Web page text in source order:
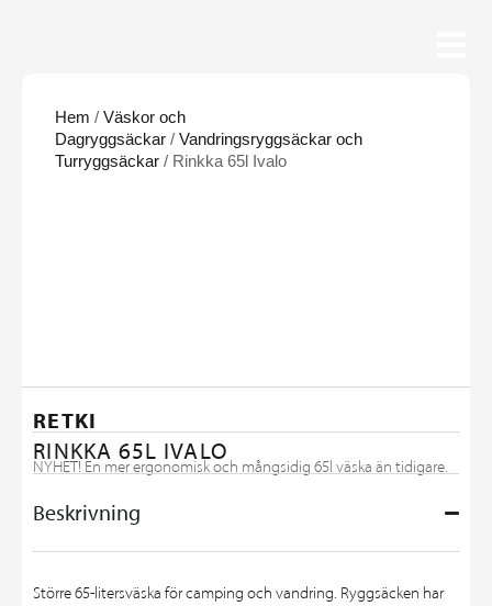
Hem / Väskor och
Dagryggsäckar / Vandringsryggsäckar och
Turryggsäckar / Rinkka 65l Ivalo
RETKI
RINKKA 65L IVALO
NYHET! En mer ergonomisk och mångsidig 65l väska än tidigare.
Beskrivning
Större 65-litersväska för camping och vandring. Ryggsäcken har